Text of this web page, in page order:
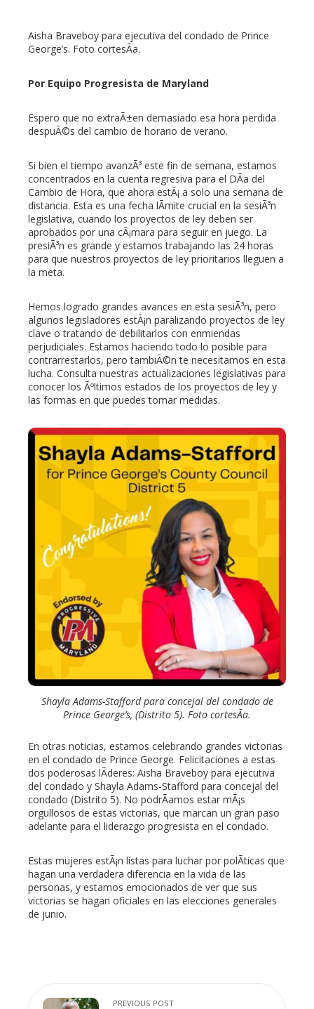
Aisha Braveboy para ejecutiva del condado de Prince
George’s. Foto cortesÃ­a.
Por Equipo Progresista de Maryland
Espero que no extraÃ±en demasiado esa hora perdida
despuÃ©s del cambio de horario de verano.
Si bien el tiempo avanzÃ³ este fin de semana, estamos
concentrados en la cuenta regresiva para el DÃ­a del
Cambio de Hora, que ahora estÃ¡ a solo una semana de
distancia. Esta es una fecha lÃ­mite crucial en la sesiÃ³n
legislativa, cuando los proyectos de ley deben ser
aprobados por una cÃ¡mara para seguir en juego. La
presiÃ³n es grande y estamos trabajando las 24 horas
para que nuestros proyectos de ley prioritarios lleguen a
la meta.
Hemos logrado grandes avances en esta sesiÃ³n, pero
algunos legisladores estÃ¡n paralizando proyectos de ley
clave o tratando de debilitarlos con enmiendas
perjudiciales. Estamos haciendo todo lo posible para
contrarrestarlos, pero tambiÃ©n te necesitamos en esta
lucha. Consulta nuestras actualizaciones legislativas para
conocer los Ãºltimos estados de los proyectos de ley y
las formas en que puedes tomar medidas.
Shayla Adams-Stafford para concejal del condado de
Prince George’s, (Distrito 5). Foto cortesÃ­a.
En otras noticias, estamos celebrando grandes victorias
en el condado de Prince George. Felicitaciones a estas
dos poderosas lÃ­deres: Aisha Braveboy para ejecutiva
del condado y Shayla Adams-Stafford para concejal del
condado (Distrito 5). No podrÃ­amos estar mÃ¡s
orgullosos de estas victorias, que marcan un gran paso
adelante para el liderazgo progresista en el condado.
Estas mujeres estÃ¡n listas para luchar por polÃ­ticas que
hagan una verdadera diferencia en la vida de las
personas, y estamos emocionados de ver que sus
victorias se hagan oficiales en las elecciones generales
de junio.
PREVIOUS POST